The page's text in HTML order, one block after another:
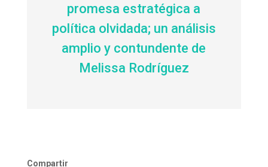
promesa estratégica a
política olvidada; un análisis
amplio y contundente de
Melissa Rodríguez
Compartir